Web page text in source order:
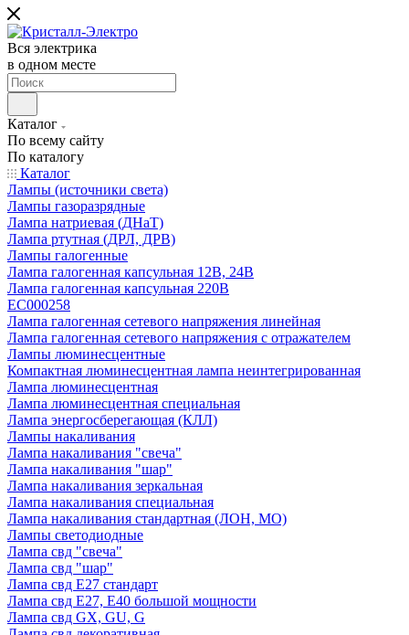
Вся электрика
в одном месте
Каталог
По всему сайту
По каталогу
Каталог
Лампы (источники света)
Лампы газоразрядные
Лампа натриевая (ДНаТ)
Лампа ртутная (ДРЛ, ДРВ)
Лампы галогенные
Лампа галогенная капсульная 12В, 24В
Лампа галогенная капсульная 220В
EC000258
Лампа галогенная сетевого напряжения линейная
Лампа галогенная сетевого напряжения с отражателем
Лампы люминесцентные
Компактная люминесцентная лампа неинтегрированная
Лампа люминесцентная
Лампа люминесцентная специальная
Лампа энергосберегающая (КЛЛ)
Лампы накаливания
Лампа накаливания "свеча"
Лампа накаливания "шар"
Лампа накаливания зеркальная
Лампа накаливания специальная
Лампа накаливания стандартная (ЛОН, МО)
Лампы светодиодные
Лампа свд "свеча"
Лампа свд "шар"
Лампа свд E27 стандарт
Лампа свд E27, Е40 большой мощности
Лампа свд GX, GU, G